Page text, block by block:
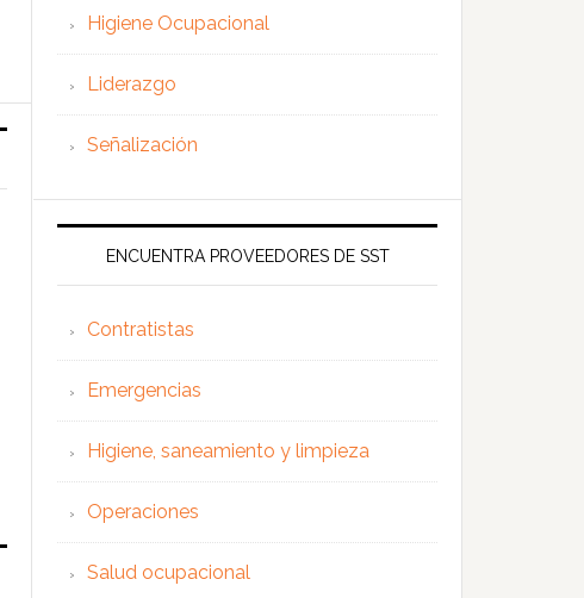
Higiene Ocupacional
Liderazgo
Señalización
ENCUENTRA PROVEEDORES DE SST
Contratistas
Emergencias
Higiene, saneamiento y limpieza
Operaciones
Salud ocupacional